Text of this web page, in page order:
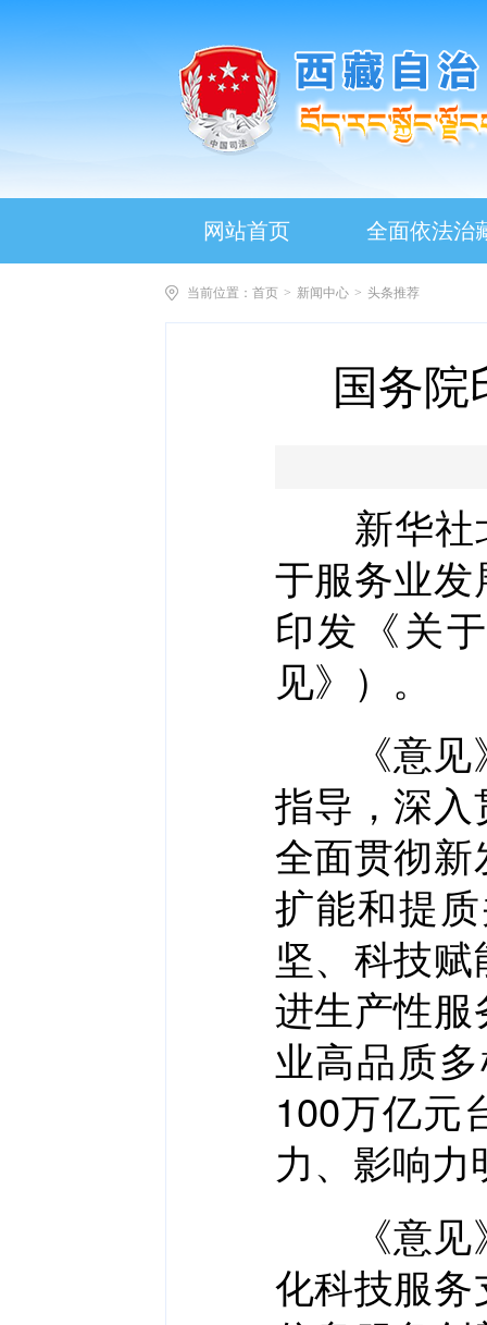
网站首页 全面依法治
当前位置： 首页 > 新闻中心 > 头条推荐
国务
新华社
于服务业
印发《关
见》）。
《意见》
指导，深
全面贯彻
扩能和提
坚、科技
进生产性
业高品质
100万亿元
力、影响
《意见》
化科技服